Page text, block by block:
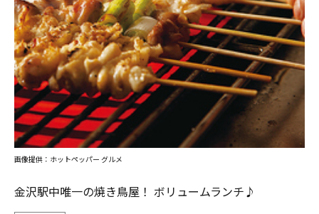
金沢駅中唯一の焼き鳥屋！ ボリュームランチ♪
画像提供：ホットペッパー グルメ